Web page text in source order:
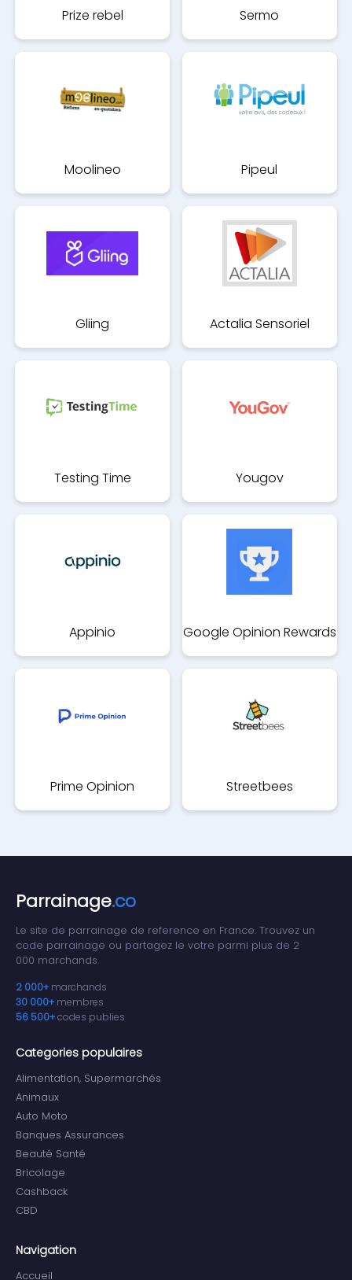
Prize rebel Sermo
Moolineo Pipeul
Gliing Actalia Sensoriel
Testing Time Yougov
Appinio Google Opinion Rewards
Prime Opinion Streetbees
Parrainage.co
Le site de parrainage de reference en France. Trouvez un
code parrainage ou partagez le votre parmi plus de 2
000 marchands.
2 000+ marchands
30 000+ membres
56 500+codes publies
Categories populaires
Alimentation, Supermarchés
Animaux
Auto Moto
Banques Assurances
Beauté Santé
Bricolage
Cashback
CBD
Navigation
Accueil